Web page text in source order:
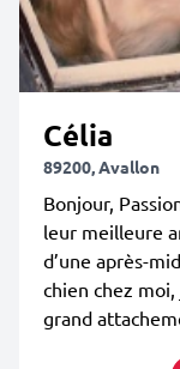
Célia
89200, Avallon
Bonjour,
leur meilleure
d’une après-
chien chez
grand